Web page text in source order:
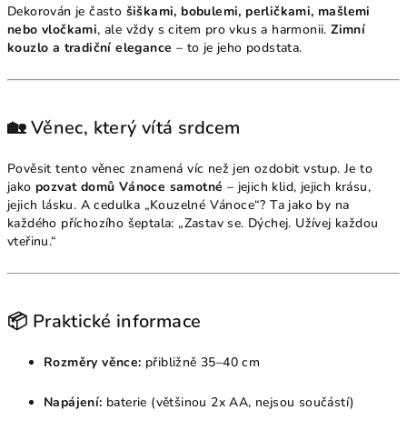
Dekorován je často šiškami, bobulemi, perličkami, mašlemi
nebo vločkami, ale vždy s citem pro vkus a harmonii.Zimní
kouzlo a tradiční elegance – to je jeho podstata.
🏡 Věnec, který vítá srdcem
Pověsit tento věnec znamená víc než jen ozdobit vstup. Je to
jako pozvat domů Vánoce samotné – jejich klid, jejich krásu,
jejich lásku. A cedulka „Kouzelné Vánoce“? Ta jako by na
každého příchozího šeptala: „Zastav se. Dýchej. Užívej každou
vteřinu.“
📦 Praktické informace
Rozměry věnce: přibližně 35–40 cm
Napájení: baterie (většinou 2x AA, nejsou součástí)